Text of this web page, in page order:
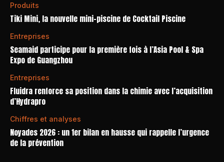
Produits
Tiki Mini, la nouvelle mini-piscine de Cocktail Piscine
Entreprises
Seamaid participe pour la première fois à l’Asia Pool & Spa
Expo de Guangzhou
Entreprises
Fluidra renforce sa position dans la chimie avec l’acquisition
d’Hydrapro
Chiffres et analyses
Noyades 2026 : un 1er bilan en hausse qui rappelle l’urgence
de la prévention